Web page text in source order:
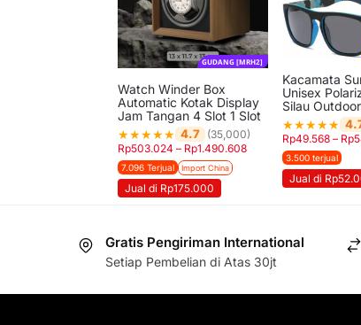
GUDANG [MRH2]
Watch Winder Box
Automatic Kotak Display
Jam Tangan 4 Slot 1 Slot
★★★★★ 4.7
(35,000)
Rp503.024 – Rp1.490.608
7.096 Terjual Import China
Jual di Rp175.000
Kacamata
Unisex
Silau
★★★★★
Rp49.568 – Rp
3.500 terjual
Jual di
Gratis Pengiriman International
Setiap Pembelian di Atas 30jt